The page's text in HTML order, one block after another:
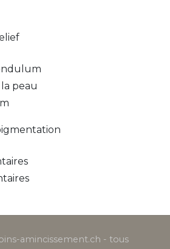
peau
amincissement.ch - tous